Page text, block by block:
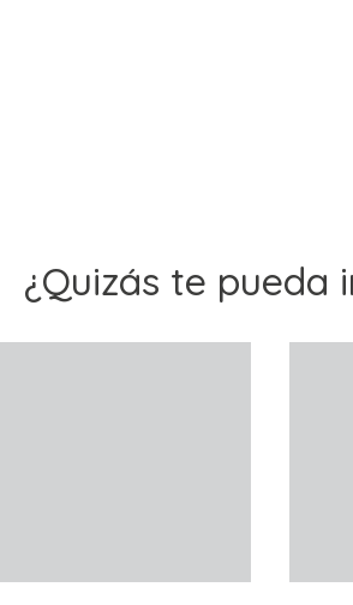
¿Quizás te pueda